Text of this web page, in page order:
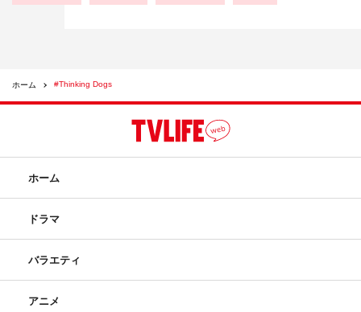
ホーム #Thinking Dogs
ホーム
ドラマ
バラエティ
アニメ